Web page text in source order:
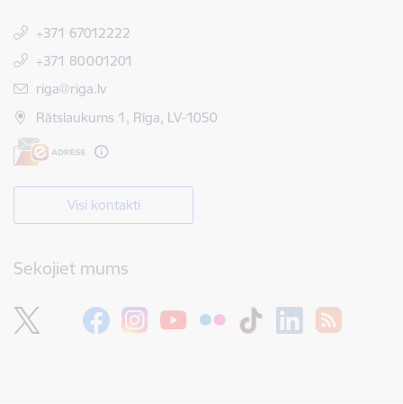
+371 67012222
+371 80001201
E-pasts:
riga@riga.lv
Rātslaukums 1, Rīga, LV-1050
Visi kontakti
Sekojiet mums